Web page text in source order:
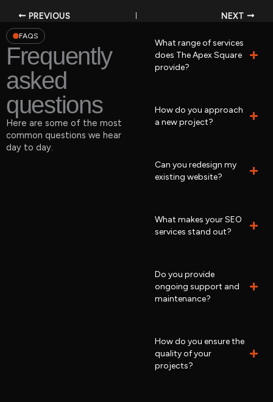
PREVIOUS NEXT
FAQS
Frequently
asked
questions
Here are some of the most
common questions we hear
day to day.
What range of services
does The Apex Square
provide?
How do you approach
a new project?
Can you redesign my
existing website?
What makes your SEO
services stand out?
Do you provide
ongoing support and
maintenance?
How do you ensure the
quality of your
projects?